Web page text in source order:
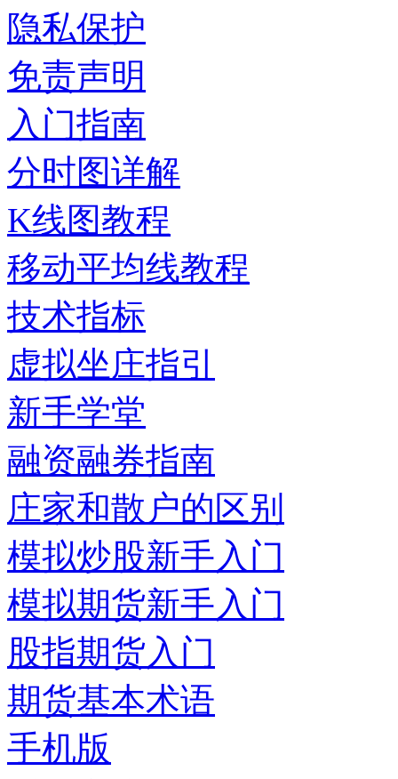
隐私保护
免责声明
入门指南
分时图详解
K线图教程
移动平均线教程
技术指标
虚拟坐庄指引
新手学堂
融资融券指南
庄家和散户的区别
模拟炒股新手入门
模拟期货新手入门
股指期货入门
期货基本术语
手机版